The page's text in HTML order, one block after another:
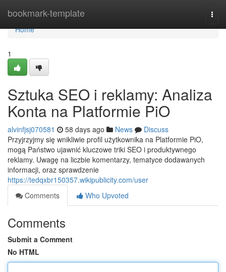
bookmark-template
Home
Home
1
Sztuka SEO i reklamy: Analiza
Konta na Platformie PiO
alvinfjsj070581 58 days ago News
Discuss
Przyjrzyjmy się wnikliwie profil użytkownika na Platformie PiO,
mogą Państwo ujawnić kluczowe triki SEO i produktywnego
reklamy. Uwagę na liczbie komentarzy, tematyce dodawanych
informacji, oraz sprawdzenie
https://tedqxbr150357.wikipublicity.com/user
Comments
Who Upvoted
Comments
Submit a Comment
No HTML